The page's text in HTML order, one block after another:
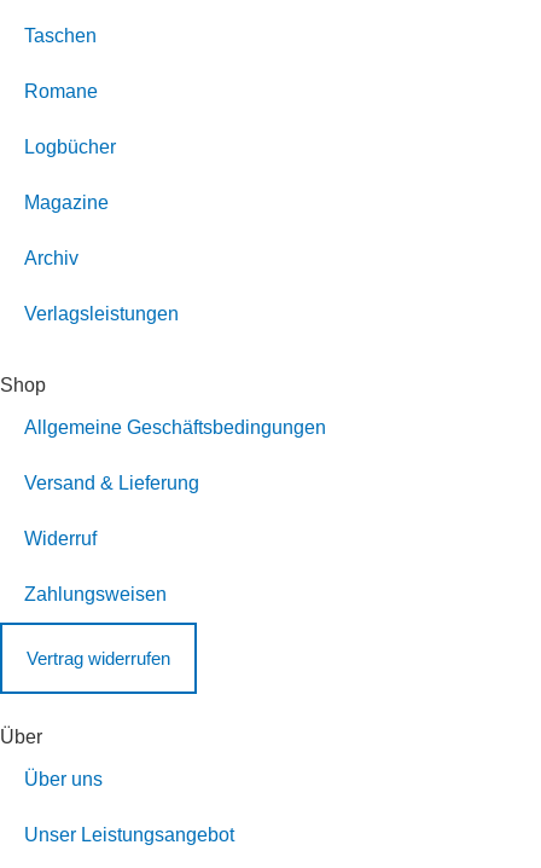
Taschen
Romane
Logbücher
Magazine
Archiv
Verlagsleistungen
Shop
Allgemeine Geschäftsbedingungen
Versand & Lieferung
Widerruf
Zahlungsweisen
Vertrag widerrufen
Über
Über uns
Unser Leistungsangebot